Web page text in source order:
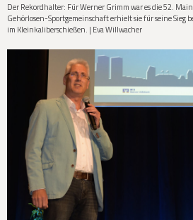
Der Rekordhalter: Für Werner Grimm war es die 52.
Gehörlosen-Sportgemeinschaft erhielt sie für seine Sieg
im Kleinkaliberschießen. | Eva Willwacher